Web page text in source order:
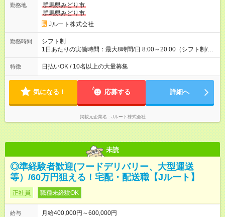
万円／週6日稼働 ・地方郊外エリア 月収40万円／週5日稼働 月
収40万円~50万円／週6日稼働 ＜モデルイメージ＞ ■月収50万
円 (27歳男性/江東区在住)※元建築関係 1日150個配達×25日勤務
(日休み) ■月収80万円(43歳男性/墨田区在住)※元営業 1日200個
勤務地
群馬県みどり市
群馬県みどり市
Jルート株式会社
勤務時間
シフト制
1日あたりの実働時間：最大8時間/日 8:00～20:00（シフト制/実
働8時間） ※週5日勤務（場所次第では週4も有り） ※配達状況に
よって時間外での勤務可能性有り ※案件により多少の前後あり
特徴 日払いOK / 10名以上の大量募集
気になる！ 応募する 詳細へ
掲載元企業名 Jルート株式会社
未読
◎準経験者歓迎(フードデリバリー、大型運送
等）/60万円狙える！宅配・配送職【Jルート】
正社員 職種未経験OK
給与
月給400,000円～600,000円